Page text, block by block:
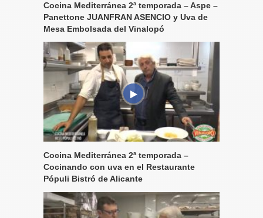
Cocina Mediterránea 2ª temporada – Aspe –
Panettone JUANFRAN ASENCIO y Uva de
Mesa Embolsada del Vinalopó
Cocina Mediterránea 2ª temporada –
Cocinando con uva en el Restaurante
Pópuli Bistró de Alicante